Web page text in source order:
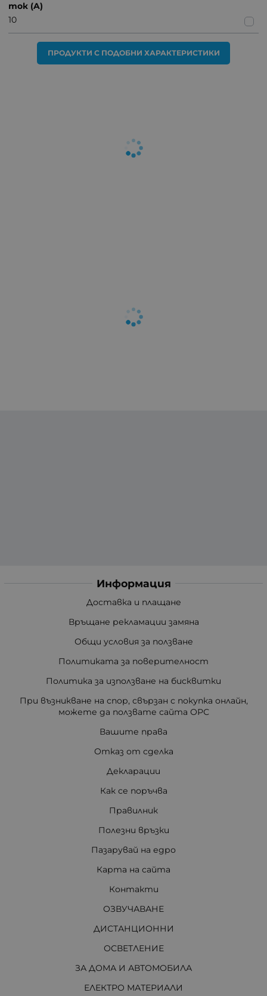
ток (A)
10
ПРОДУКТИ С ПОДОБНИ ХАРАКТЕРИСТИКИ
Информация
Доставка и плащане
Връщане рекламации замяна
Общи условия за ползване
Политиката за поверителност
Политика за използване на бисквитки
При възникване на спор, свързан с покупка онлайн,
можете да ползвате сайта ОРС
Вашите права
Отказ от сделка
Декларации
Как се поръчва
Правилник
Полезни връзки
Пазарувай на едро
Карта на сайта
Контакти
ОЗВУЧАВАНЕ
ДИСТАНЦИОННИ
ОСВЕТЛЕНИЕ
ЗА ДОМА И АВТОМОБИЛА
ЕЛЕКТРО МАТЕРИАЛИ